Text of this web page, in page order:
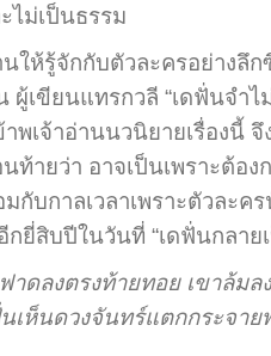
ไม่เป็นธรรม
ให้รู้จักกับตัวละครอย่างลึก
เขียนแทรกวลี “เดฟั่นจำไ
เจ้าอ่านนวนิยายเรื่องนี้ จึ
ายว่า อาจเป็นเพราะต้อ
กับกาลเวลาเพราะตัวละ
กยี่สิบปีในวันที่ “เดฟั่นกลา
าดลงตรงท้ายทอย เขาล้
เห็นดวงจันทร์แตกกระจา